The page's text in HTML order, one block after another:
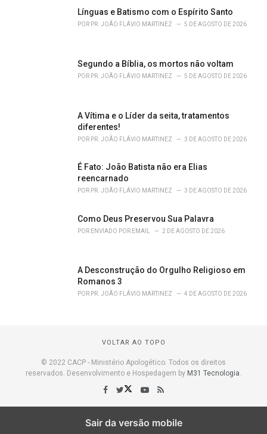
Línguas e Batismo com o Espírito Santo
POR PR. JOÃO FLÁVIO MARTINEZ 5 DE AGOSTO DE 2026
Segundo a Bíblia, os mortos não voltam
POR PR. JOÃO FLÁVIO MARTINEZ 5 DE AGOSTO DE 2026
A Vítima e o Líder da seita, tratamentos
diferentes!
POR PR. JOÃO FLÁVIO MARTINEZ 3 DE AGOSTO DE 2026
É Fato: João Batista não era Elias
reencarnado
POR PR. JOÃO FLÁVIO MARTINEZ 3 DE AGOSTO DE 2026
Como Deus Preservou Sua Palavra
POR ENVIADO POR EMAIL 2 DE AGOSTO DE 2026
A Desconstrução do Orgulho Religioso em
Romanos 3
POR PR. JOÃO FLÁVIO MARTINEZ 4 DE AGOSTO DE 2026
VOLTAR AO TOPO
© 2022 CACP - Ministério Apologético. Todos os direitos
reservados. Desenvolvimento e Hospedagem by M31 Tecnologia.
Sair da versão mobile